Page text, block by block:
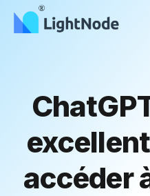
accéder